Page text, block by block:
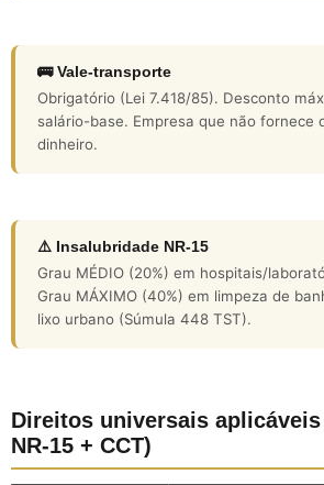
🚌 Vale-transporte
Obrigatório (Lei 7.418/85). Desconto
salário-base. Empresa que não fornece
dinheiro.
⚠️ Insalubridade NR-15
Grau MÉDIO (20%) em hospitais/
Grau MÁXIMO (40%) em limpeza de
lixo urbano (Súmula 448 TST).
Direitos universais aplicáveis
NR-15 + CCT)